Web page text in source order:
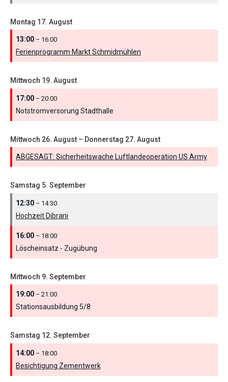
Montag 17. August
13:00 – 16:00
Ferienprogramm Markt Schmidmühlen
Mittwoch 19. August
17:00 – 20:00
Notstromversorung Stadthalle
Mittwoch 26. August – Donnerstag 27. August
ABGESAGT: Sicherheitswache Luftlandeoperation US Army
Samstag 5. September
12:30 – 14:30
Hochzeit Dibrani
16:00 – 18:00
Löscheinsatz - Zugübung
Mittwoch 9. September
19:00 – 21:00
Stationsausbildung 5/8
Samstag 12. September
14:00 – 18:00
Besichtigung Zementwerk